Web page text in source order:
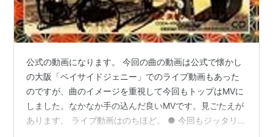
公式の動画になります。 今回の曲の動画は公式で懐かし
の大阪「ベイサイドジェニー」でのライブ動画もあった
のですが、曲のイメージを重視して今回もトップはMVに
しました。なかなか手の込んだ良いMVです。見ごたえが
あります。 ライブ動画はのちほど。 ● 今回もジッタリ